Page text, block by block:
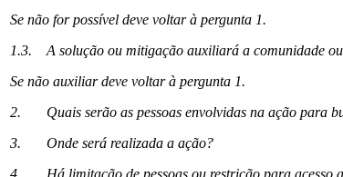
Se não for possível deve voltar à pergunta 1.
1.3. A solução ou mitigação auxiliará a comunidade
Se não auxiliar deve voltar à pergunta 1.
2. Quais serão as pessoas envolvidas na ação para
3. Onde será realizada a ação?
4. Há limitação de pessoas ou restrição para acesso